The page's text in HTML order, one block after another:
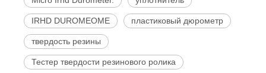
IRHD DUROMEOME пластиковый дюрометр
твердость резины
Тестер твердости резинового ролика